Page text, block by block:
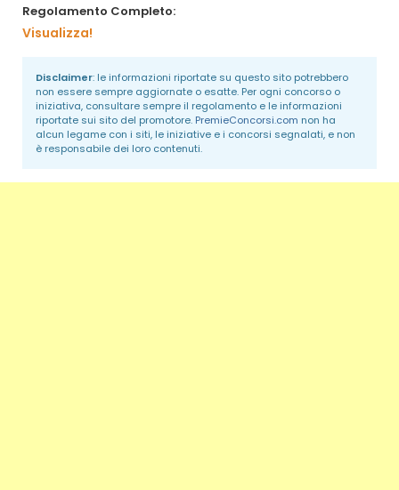
Regolamento Completo:
Visualizza!
Disclaimer: le informazioni riportate su questo sito potrebbero
non essere sempre aggiornate o esatte. Per ogni concorso o
iniziativa, consultare sempre il regolamento e le informazioni
riportate sui sito del promotore. PremieConcorsi.com non ha
alcun legame con i siti, le iniziative e i concorsi segnalati, e non
è responsabile dei loro contenuti.